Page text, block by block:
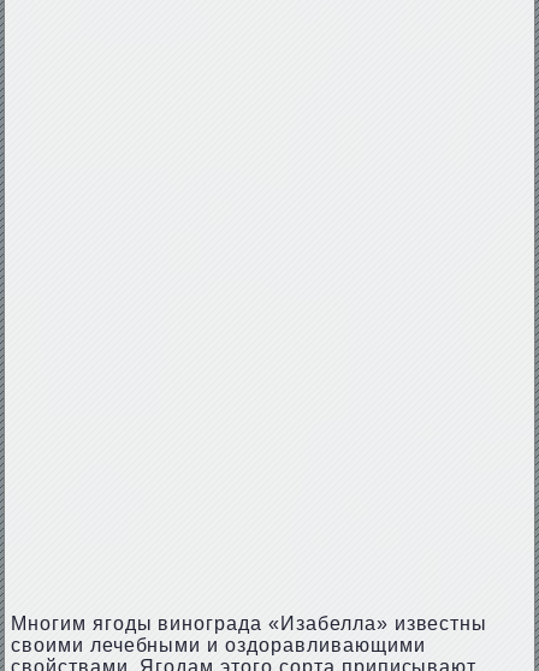
Многим ягоды винограда «Изабелла» известны
своими лечебными и оздоравливающими
свойствами. Ягодам этого сорта приписывают